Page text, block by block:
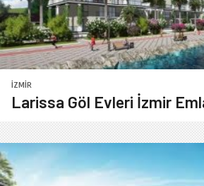
İZMIR
Larissa Göl Evleri İzmir